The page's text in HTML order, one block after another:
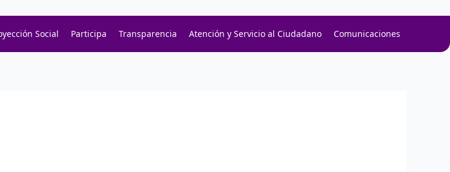
Social Participa Transparencia Atención y Servicio al Ciudadano Comunicaciones